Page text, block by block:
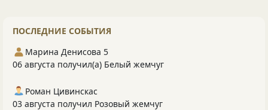
ПОСЛЕДНИЕ СОБЫТИЯ
Марина Денисова 5
06 августа получил(а) Белый жемчуг
Роман Цивинскас
03 августа получил Розовый жемчуг